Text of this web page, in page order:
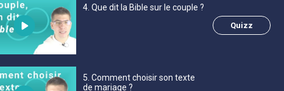
4. Que dit la Bible sur le couple ?
Quizz
5 . Comment choisir son texte
de mariage ?